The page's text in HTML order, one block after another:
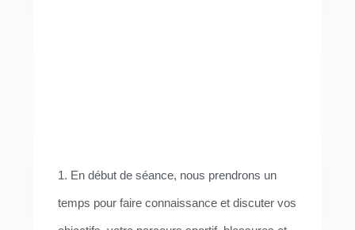
1. En début de séance, nous prendrons un
temps pour faire connaissance et discuter vos